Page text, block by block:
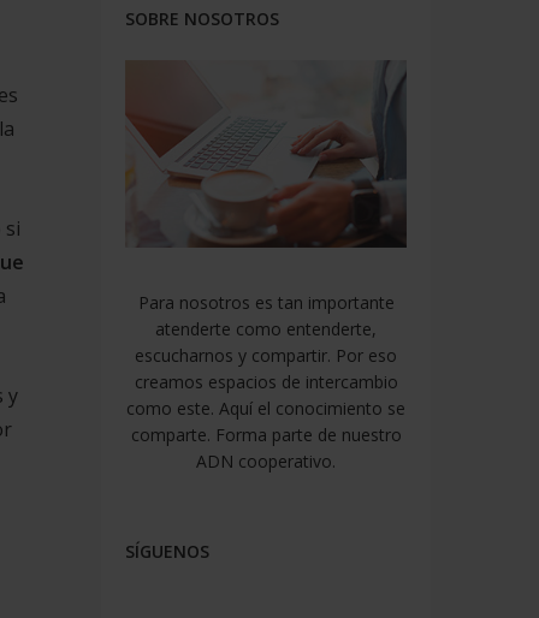
si
y
SOBRE NOSOTROS
Para nosotros es tan importante
atenderte como entenderte,
escucharnos y compartir. Por eso
creamos espacios de intercambio
como este. Aquí el conocimiento se
comparte. Forma parte de nuestro
ADN cooperativo.
SÍGUENOS